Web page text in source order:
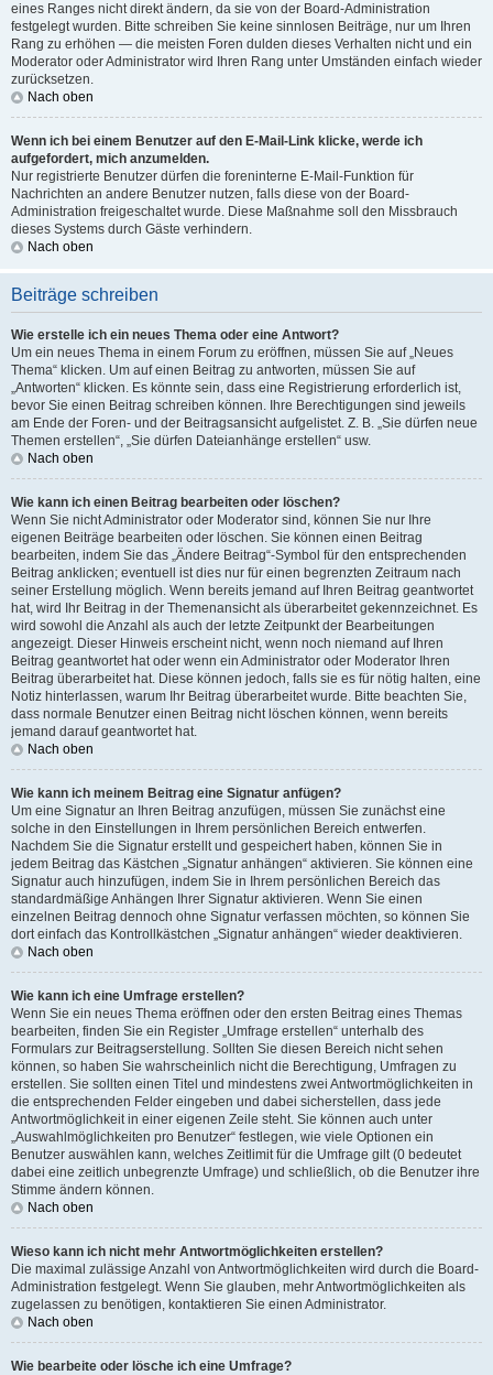
eines Ranges nicht direkt ändern, da sie von der Board-Administration
festgelegt wurden. Bitte schreiben Sie keine sinnlosen Beiträge, nur um Ihren
Rang zu erhöhen — die meisten Foren dulden dieses Verhalten nicht und ein
Moderator oder Administrator wird Ihren Rang unter Umständen einfach wieder
zurücksetzen.
Nach oben
Wenn ich bei einem Benutzer auf den E-Mail-Link klicke, werde ich
aufgefordert, mich anzumelden.
Nur registrierte Benutzer dürfen die foreninterne E-Mail-Funktion für
Nachrichten an andere Benutzer nutzen, falls diese von der Board-
Administration freigeschaltet wurde. Diese Maßnahme soll den Missbrauch
dieses Systems durch Gäste verhindern.
Nach oben
Beiträge schreiben
Wie erstelle ich ein neues Thema oder eine Antwort?
Um ein neues Thema in einem Forum zu eröffnen, müssen Sie auf „Neues
Thema“ klicken. Um auf einen Beitrag zu antworten, müssen Sie auf
„Antworten“ klicken. Es könnte sein, dass eine Registrierung erforderlich ist,
bevor Sie einen Beitrag schreiben können. Ihre Berechtigungen sind jeweils
am Ende der Foren- und der Beitragsansicht aufgelistet. Z. B. „Sie dürfen neue
Themen erstellen“, „Sie dürfen Dateianhänge erstellen“ usw.
Nach oben
Wie kann ich einen Beitrag bearbeiten oder löschen?
Wenn Sie nicht Administrator oder Moderator sind, können Sie nur Ihre
eigenen Beiträge bearbeiten oder löschen. Sie können einen Beitrag
bearbeiten, indem Sie das „Ändere Beitrag“-Symbol für den entsprechenden
Beitrag anklicken; eventuell ist dies nur für einen begrenzten Zeitraum nach
seiner Erstellung möglich. Wenn bereits jemand auf Ihren Beitrag geantwortet
hat, wird Ihr Beitrag in der Themenansicht als überarbeitet gekennzeichnet. Es
wird sowohl die Anzahl als auch der letzte Zeitpunkt der Bearbeitungen
angezeigt. Dieser Hinweis erscheint nicht, wenn noch niemand auf Ihren
Beitrag geantwortet hat oder wenn ein Administrator oder Moderator Ihren
Beitrag überarbeitet hat. Diese können jedoch, falls sie es für nötig halten, eine
Notiz hinterlassen, warum Ihr Beitrag überarbeitet wurde. Bitte beachten Sie,
dass normale Benutzer einen Beitrag nicht löschen können, wenn bereits
jemand darauf geantwortet hat.
Nach oben
Wie kann ich meinem Beitrag eine Signatur anfügen?
Um eine Signatur an Ihren Beitrag anzufügen, müssen Sie zunächst eine
solche in den Einstellungen in Ihrem persönlichen Bereich entwerfen.
Nachdem Sie die Signatur erstellt und gespeichert haben, können Sie in
jedem Beitrag das Kästchen „Signatur anhängen“ aktivieren. Sie können eine
Signatur auch hinzufügen, indem Sie in Ihrem persönlichen Bereich das
standardmäßige Anhängen Ihrer Signatur aktivieren. Wenn Sie einen
einzelnen Beitrag dennoch ohne Signatur verfassen möchten, so können Sie
dort einfach das Kontrollkästchen „Signatur anhängen“ wieder deaktivieren.
Nach oben
Wie kann ich eine Umfrage erstellen?
Wenn Sie ein neues Thema eröffnen oder den ersten Beitrag eines Themas
bearbeiten, finden Sie ein Register „Umfrage erstellen“ unterhalb des
Formulars zur Beitragserstellung. Sollten Sie diesen Bereich nicht sehen
können, so haben Sie wahrscheinlich nicht die Berechtigung, Umfragen zu
erstellen. Sie sollten einen Titel und mindestens zwei Antwortmöglichkeiten in
die entsprechenden Felder eingeben und dabei sicherstellen, dass jede
Antwortmöglichkeit in einer eigenen Zeile steht. Sie können auch unter
„Auswahlmöglichkeiten pro Benutzer“ festlegen, wie viele Optionen ein
Benutzer auswählen kann, welches Zeitlimit für die Umfrage gilt (0 bedeutet
dabei eine zeitlich unbegrenzte Umfrage) und schließlich, ob die Benutzer ihre
Stimme ändern können.
Nach oben
Wieso kann ich nicht mehr Antwortmöglichkeiten erstellen?
Die maximal zulässige Anzahl von Antwortmöglichkeiten wird durch die Board-
Administration festgelegt. Wenn Sie glauben, mehr Antwortmöglichkeiten als
zugelassen zu benötigen, kontaktieren Sie einen Administrator.
Nach oben
Wie bearbeite oder lösche ich eine Umfrage?